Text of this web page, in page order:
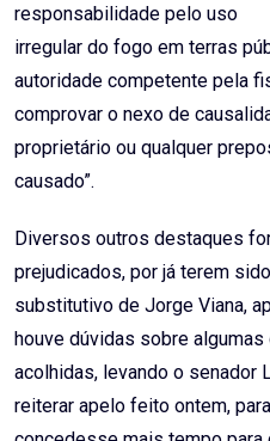
responsabilidade pelo uso
irregular do fogo em terras
autoridade competente pela
comprovar o nexo de
proprietário ou qualquer
causado”.
Diversos outros destaques
prejudicados, por já terem
substitutivo de Jorge Viana,
houve dúvidas sobre
acolhidas, levando o senador
reiterar apelo feito ontem,